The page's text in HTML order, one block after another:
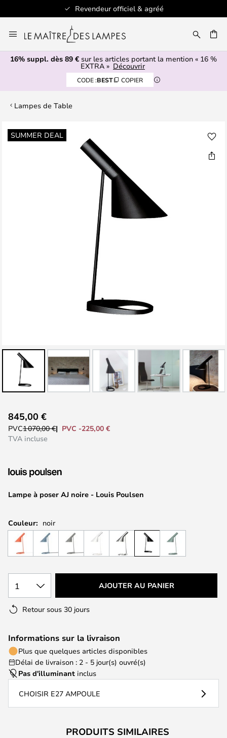
Revendeur officiel & agréé
au
contenu
16% suppl. dès 89 € sur les articles portant la mention « 16 %
EXTRA » Découvrir
CODE :BEST COPIER
Lampes de Table
SUMMER DEAL
Skip
to
to
the
the
gallery
Lampe à poser AJ noire - Louis Poulsen
845,00 €
PVC1 070,00 €
PVC -225,00 €
TVA incluse
Couleur: noir
1 AJOUTER AU PANIER
Retour sous 30 jours
Informations sur la livraison
Plus que quelques articles disponibles
Délai de livraison : 2 - 5 jour(s) ouvré(s)
Pas d'illuminant inclus
CHOISIR E27 AMPOULE
PRODUITS SIMILAIRES